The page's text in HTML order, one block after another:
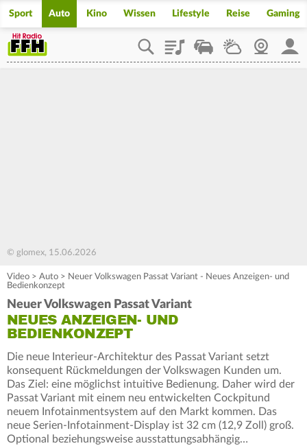
Sport Auto Kino Wissen Lifestyle Reise Gaming
PlaylistStaupilotWetterWebcam
© glomex, 15.06.2026
Video > Auto > Neuer Volkswagen Passat Variant - Neues Anzeigen- und
Bedienkonzept
Neuer Volkswagen Passat Variant
NEUES ANZEIGEN- UND
BEDIENKONZEPT
Die neue Interieur-Architektur des Passat Variant setzt
konsequent Rückmeldungen der Volkswagen Kunden um.
Das Ziel: eine möglichst intuitive Bedienung. Daher wird der
Passat Variant mit einem neu entwickelten Cockpitund
neuem Infotainmentsystem auf den Markt kommen. Das
neue Serien-Infotainment-Display ist 32 cm (12,9 Zoll) groß.
Optional beziehungsweise ausstattungsabhängig…